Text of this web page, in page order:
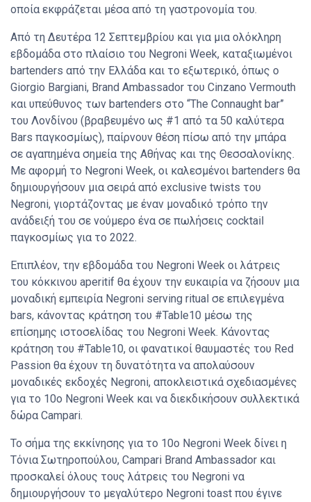
οποία εκφράζεται μέσα από τη γαστρονομία του.
Από τη Δευτέρα 12 Σεπτεμβρίου και για μια ολόκληρη
εβδομάδα στο πλαίσιο του Negroni Week, καταξιωμένοι
bartenders από την Ελλάδα και το εξωτερικό, όπως ο
Giorgio Bargiani, Brand Ambassador του Cinzano Vermouth
και υπεύθυνος των bartenders στο “The Connaught bar”
του Λονδίνου (βραβευμένο ως #1 από τα 50 καλύτερα
Bars παγκοσμίως), παίρνουν θέση πίσω από την μπάρα
σε αγαπημένα σημεία της Αθήνας και της Θεσσαλονίκης.
Με αφορμή το Negroni Week, οι καλεσμένοι bartenders θα
δημιουργήσουν μια σειρά από exclusive twists του
Negroni, γιορτάζοντας με έναν μοναδικό τρόπο την
ανάδειξή του σε νούμερο ένα σε πωλήσεις cocktail
παγκοσμίως για το 2022.
Επιπλέον, την εβδομάδα του Negroni Week οι λάτρεις
του κόκκινου aperitif θα έχουν την ευκαιρία να ζήσουν μια
μοναδική εμπειρία Negroni serving ritual σε επιλεγμένα
bars, κάνοντας κράτηση του #Table10 μέσω της
επίσημης ιστοσελίδας του Negroni Week. Κάνοντας
κράτηση του #Table10, οι φανατικοί θαυμαστές του Red
Passion θα έχουν τη δυνατότητα να απολαύσουν
μοναδικές εκδοχές Negroni, αποκλειστικά σχεδιασμένες
για το 10o Negroni Week και να διεκδικήσουν συλλεκτικά
δώρα Campari.
Το σήμα της εκκίνησης για το 10ο Negroni Week δίνει η
Tόνια Σωτηροπούλου, Campari Brand Ambassador και
προσκαλεί όλους τους λάτρεις του Negroni να
δημιουργήσουν το μεγαλύτερο Negroni toast που έγινε